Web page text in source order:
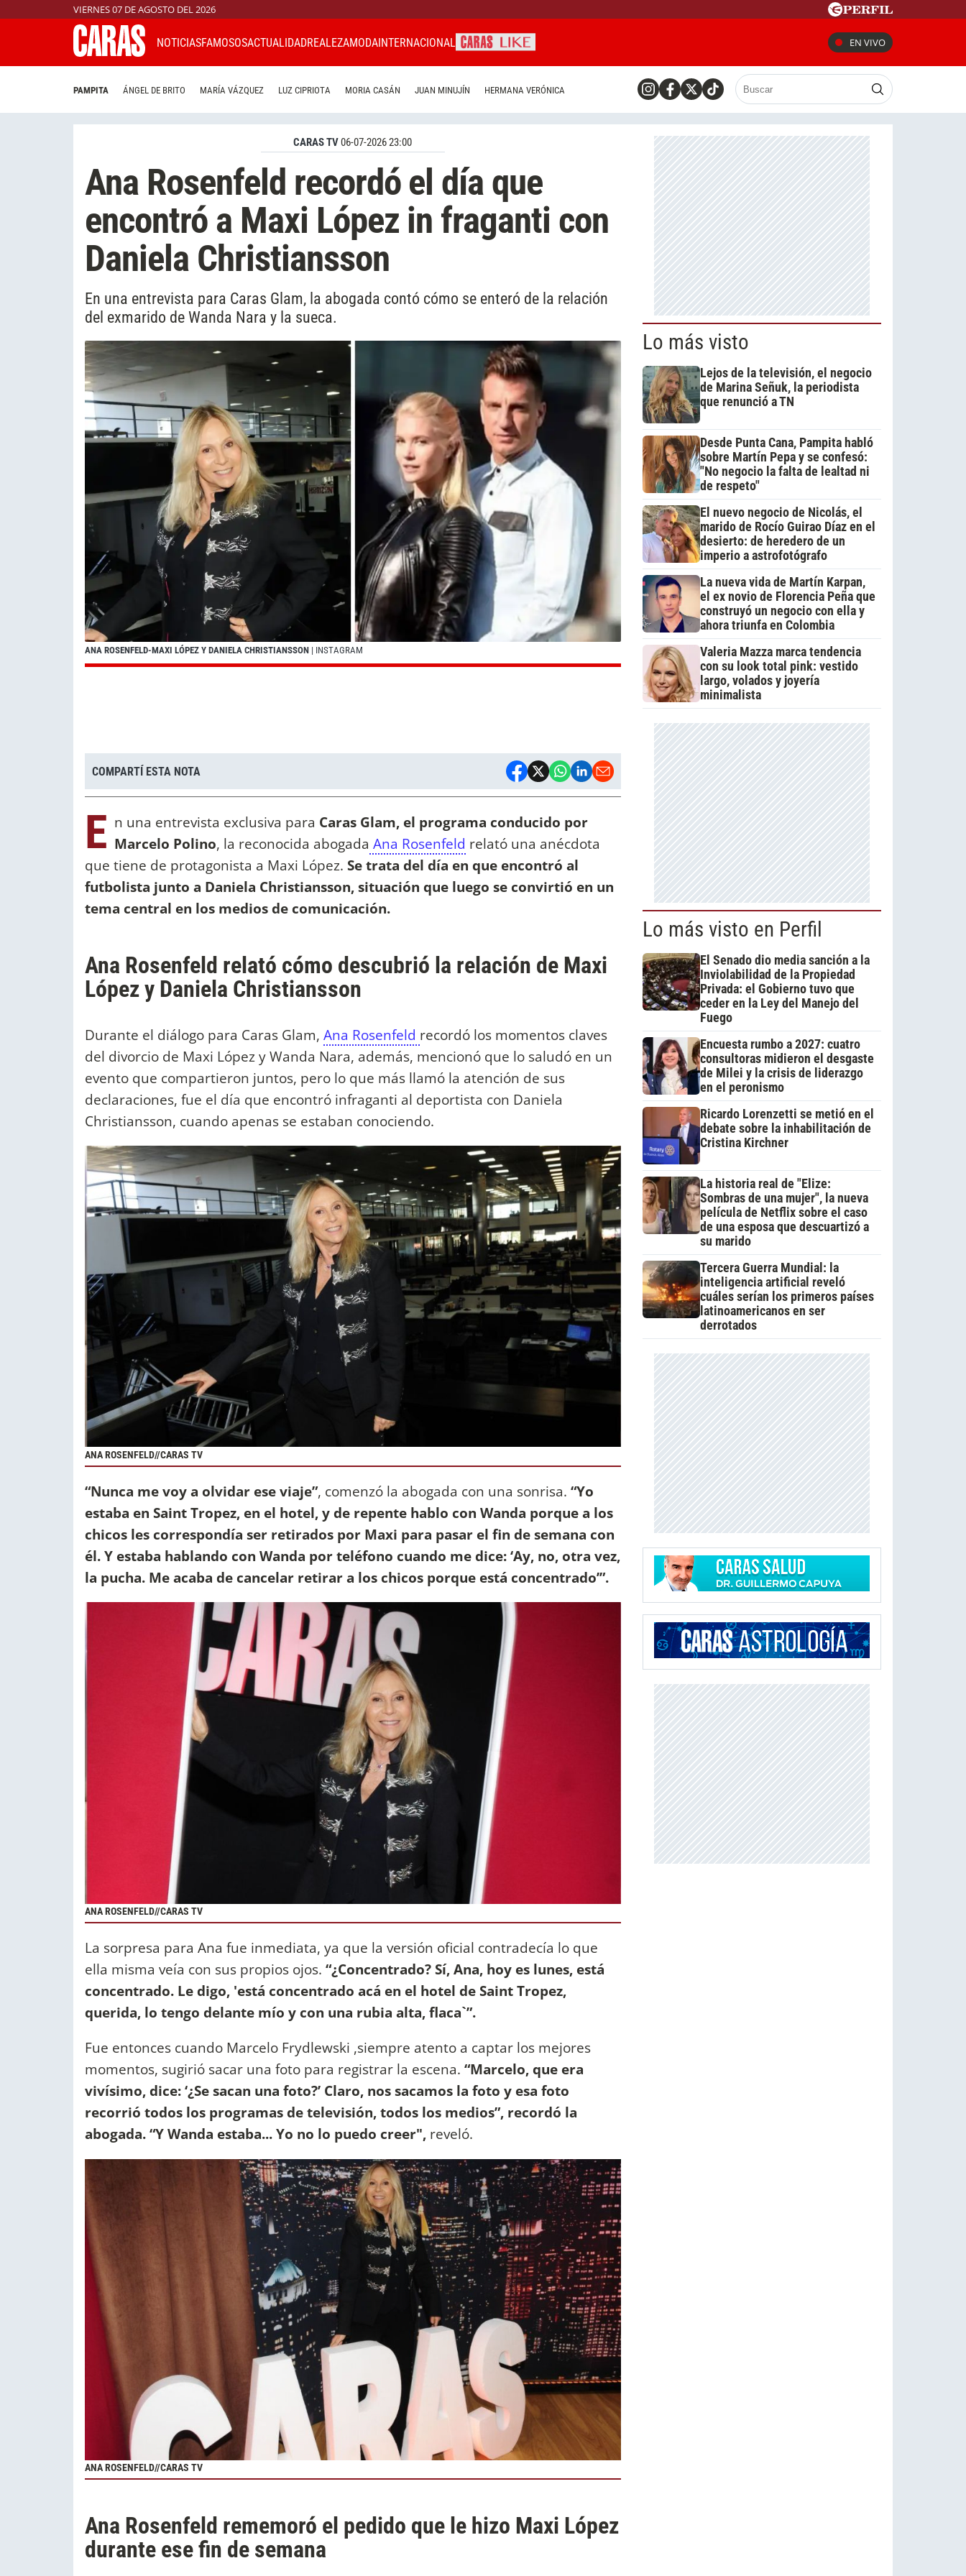
VIERNES 07 DE AGOSTO DEL 2026
NOTICIASFAMOSOSACTUALIDADREALEZAMODAINTERNACIONAL EN VIVO
PAMPITA ÁNGEL DE BRITO MARÍA VÁZQUEZ LUZ CIPRIOTA MORIA CASÁN JUAN MINUJÍN HERMANA VERÓNICA
CARAS TV06-07-2026 23:00
Ana Rosenfeld recordó el día que
encontró a Maxi López in fraganti con
Daniela Christiansson
En una entrevista para Caras Glam, la abogada contó cómo se enteró de la relación
del exmarido de Wanda Nara y la sueca.
ANA ROSENFELD-MAXI LÓPEZ Y DANIELA CHRISTIANSSON | INSTAGRAM
COMPARTÍ ESTA NOTA
E n una entrevista exclusiva para Caras Glam, el programa conducido por
Marcelo Polino, la reconocida abogada Ana Rosenfeld relató una anécdota
que tiene de protagonista a Maxi López. Se trata del día en que encontró al
futbolista junto a Daniela Christiansson, situación que luego se convirtió en un
tema central en los medios de comunicación.
Ana Rosenfeld relató cómo descubrió la relación de Maxi
López y Daniela Christiansson
Durante el diálogo para Caras Glam, Ana Rosenfeld recordó los momentos claves
del divorcio de Maxi López y Wanda Nara, además, mencionó que lo saludó en un
evento que compartieron juntos, pero lo que más llamó la atención de sus
declaraciones, fue el día que encontró infraganti al deportista con Daniela
Christiansson, cuando apenas se estaban conociendo.
ANA ROSENFELD//CARAS TV
“Nunca me voy a olvidar ese viaje”, comenzó la abogada con una sonrisa. “Yo
estaba en Saint Tropez, en el hotel, y de repente hablo con Wanda porque a los
chicos les correspondía ser retirados por Maxi para pasar el fin de semana con
él. Y estaba hablando con Wanda por teléfono cuando me dice: ‘Ay, no, otra vez,
la pucha. Me acaba de cancelar retirar a los chicos porque está concentrado’”.
ANA ROSENFELD//CARAS TV
La sorpresa para Ana fue inmediata, ya que la versión oficial contradecía lo que
ella misma veía con sus propios ojos. “¿Concentrado? Sí, Ana, hoy es lunes, está
concentrado. Le digo, 'está concentrado acá en el hotel de Saint Tropez,
querida, lo tengo delante mío y con una rubia alta, flaca`”.
Fue entonces cuando Marcelo Frydlewski ,siempre atento a captar los mejores
momentos, sugirió sacar una foto para registrar la escena. “Marcelo, que era
vivísimo, dice: ‘¿Se sacan una foto?’ Claro, nos sacamos la foto y esa foto
recorrió todos los programas de televisión, todos los medios”, recordó la
abogada. “Y Wanda estaba... Yo no lo puedo creer", reveló.
ANA ROSENFELD//CARAS TV
Ana Rosenfeld rememoró el pedido que le hizo Maxi López
durante ese fin de semana
Lo más visto
Lejos de la televisión, el negocio
de Marina Señuk, la periodista
que renunció a TN
Desde Punta Cana, Pampita habló
sobre Martín Pepa y se confesó:
"No negocio la falta de lealtad ni
de respeto"
El nuevo negocio de Nicolás, el
marido de Rocío Guirao Díaz en el
desierto: de heredero de un
imperio a astrofotógrafo
La nueva vida de Martín Karpan,
el ex novio de Florencia Peña que
construyó un negocio con ella y
ahora triunfa en Colombia
Valeria Mazza marca tendencia
con su look total pink: vestido
largo, volados y joyería
minimalista
Lo más visto en Perfil
El Senado dio media sanción a la
Inviolabilidad de la Propiedad
Privada: el Gobierno tuvo que
ceder en la Ley del Manejo del
Fuego
Encuesta rumbo a 2027: cuatro
consultoras midieron el desgaste
de Milei y la crisis de liderazgo
en el peronismo
Ricardo Lorenzetti se metió en el
debate sobre la inhabilitación de
Cristina Kirchner
La historia real de "Elize:
Sombras de una mujer", la nueva
película de Netflix sobre el caso
de una esposa que descuartizó a
su marido
Tercera Guerra Mundial: la
inteligencia artificial reveló
cuáles serían los primeros países
latinoamericanos en ser
derrotados